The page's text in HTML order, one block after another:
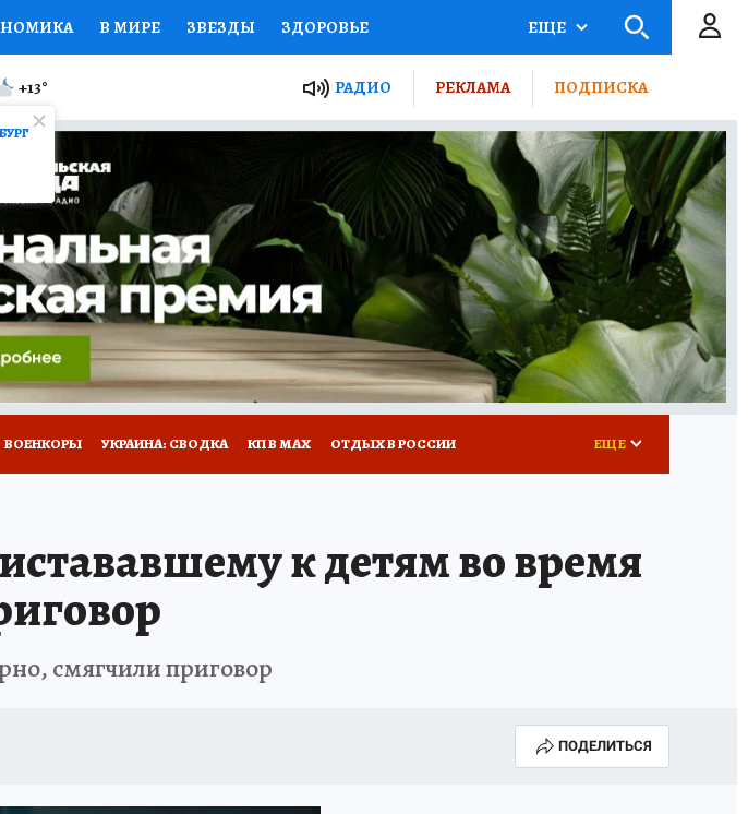
В МИРЕ ЗВЕЗДЫ ЗДОРОВЬЕ
НАЦИОНАЛЬНЫЕ ПРОЕКТЫ РОССИИ
СЕМЬЯ ЖЕНСКИЕ СЕКРЕТЫ ПУТЕВОДИТЕЛЬ
СПЕЦПРОЕКТЫ ДЕФИЦИТ ЖЕЛЕЗА ТУРИЗМ
РАБОТА У НАС ГИД ПОТРЕБИТЕЛЯ ВСЕ О КП
ЕЩЕ
+13° РАДИО РЕКЛАМА ПОДПИСКА
ВОЕНКОРЫ УКРАИНА: СВОДКА КП В МАХ ОТДЫХ В РОССИИ ЕЩЕ
к детям во время
смягчили приговор
ПОДЕЛИТЬСЯ